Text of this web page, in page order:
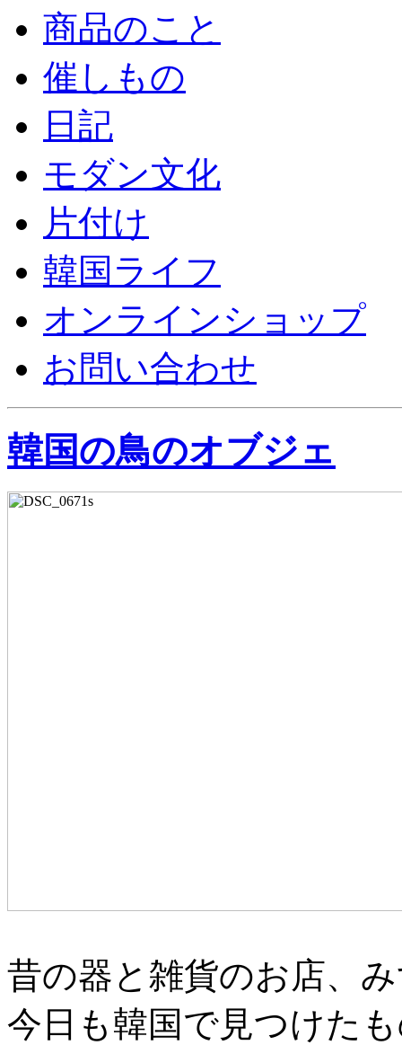
商品のこと
催しもの
日記
モダン文化
片付け
韓国ライフ
オンラインショップ
お問い合わせ
韓国の鳥のオブジェ
昔の器と雑貨のお店、
今日も韓国で見つけた